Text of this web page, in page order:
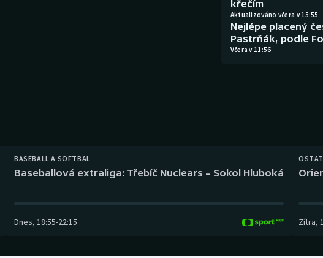
Parasport Volejbal
křečím
Aktualizováno včera v 15:55
Nejlépe placený
Pastrňák, podle
Včera v 11:56
BASEBALL A SOFTBAL
Baseballová extraliga: Třebíč Nuclears – Sokol Hluboká
Dnes, 18:55-22:15 Zítra,